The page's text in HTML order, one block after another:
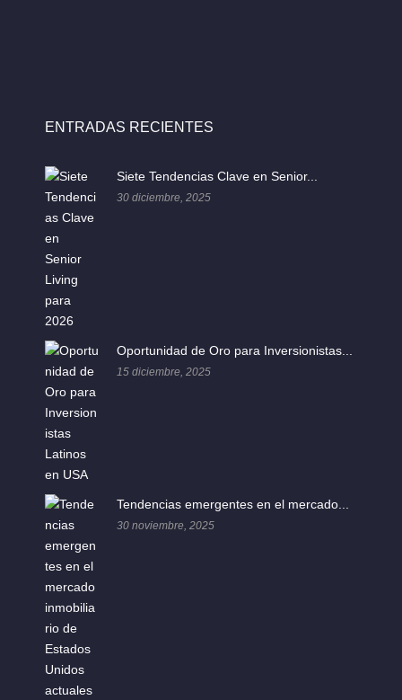
ENTRADAS RECIENTES
Siete Tendencias Clave en Senior...
30 diciembre, 2025
Oportunidad de Oro para Inversionistas...
15 diciembre, 2025
Tendencias emergentes en el mercado...
30 noviembre, 2025